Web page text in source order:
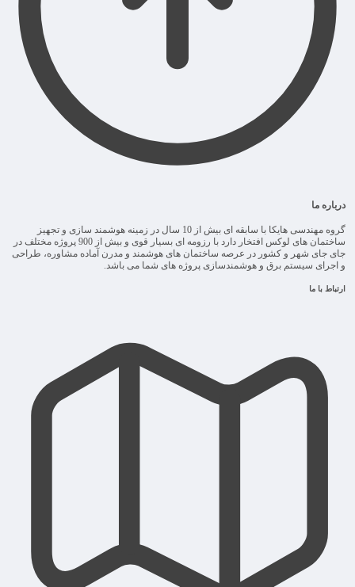
درباره ما
گروه مهندسی هایکا با سابقه ای بیش از 10 سال در زمینه هوشمند سازی و تجهیز
ساختمان های لوکس افتخار دارد با رزومه ای بسیار قوی و بیش از 900 پروژه مختلف در
جای جای شهر و کشور در عرصه ساختمان های هوشمند و مدرن آماده مشاوره، طراحی
و اجرای سیستم برق و هوشمندسازی پروژه های شما می باشد.
ارتباط با ما